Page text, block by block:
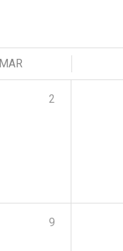
MAR
2
9